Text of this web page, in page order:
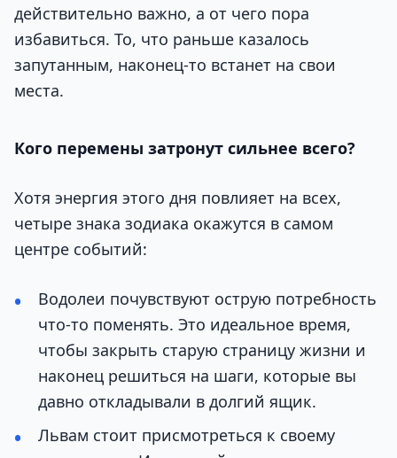
действительно важно, а от чего пора
избавиться. То, что раньше казалось
запутанным, наконец-то встанет на свои
места.
Кого перемены затронут сильнее всего?
Хотя энергия этого дня повлияет на всех,
четыре знака зодиака окажутся в самом
центре событий:
Водолеи почувствуют острую потребность
что-то поменять. Это идеальное время,
чтобы закрыть старую страницу жизни и
наконец решиться на шаги, которые вы
давно откладывали в долгий ящик.
Львам стоит присмотреться к своему